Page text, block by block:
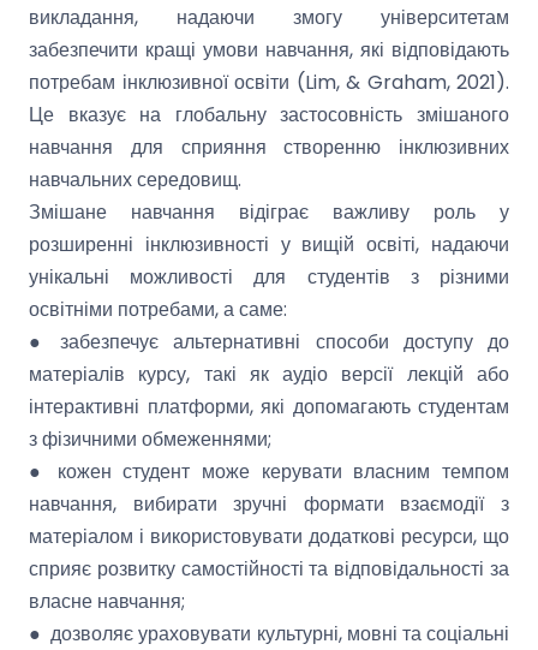
викладання, надаючи змогу університетам
забезпечити кращі умови навчання, які відповідають
потребам інклюзивної освіти (Lim, & Graham, 2021).
Це вказує на глобальну застосовність змішаного
навчання для сприяння створенню інклюзивних
навчальних середовищ.
Змішане навчання відіграє важливу роль у
розширенні інклюзивності у вищій освіті, надаючи
унікальні можливості для студентів з різними
освітніми потребами, а саме:
● забезпечує альтернативні способи доступу до
матеріалів курсу, такі як аудіо версії лекцій або
інтерактивні платформи, які допомагають студентам
з фізичними обмеженнями;
● кожен студент може керувати власним темпом
навчання, вибирати зручні формати взаємодії з
матеріалом і використовувати додаткові ресурси, що
сприяє розвитку самостійності та відповідальності за
власне навчання;
● дозволяє ураховувати культурні, мовні та соціальні